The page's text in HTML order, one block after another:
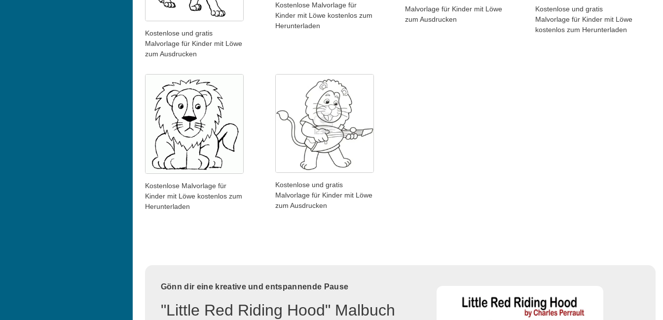
Kostenlose und gratis
Malvorlage für Kinder mit Löwe
zum Ausdrucken
Kostenlose Malvorlage für
Kinder mit Löwe kostenlos zum
Herunterladen
Malvorlage für Kinder mit Löwe
zum Ausdrucken
Kostenlose und gratis
Malvorlage für Kinder mit Löwe
kostenlos zum Herunterladen
Kostenlose Malvorlage für
Kinder mit Löwe kostenlos zum
Herunterladen
Kostenlose und gratis
Malvorlage für Kinder mit Löwe
zum Ausdrucken
Gönn dir eine kreative und entspannende Pause
"Little Red Riding Hood" Malbuch